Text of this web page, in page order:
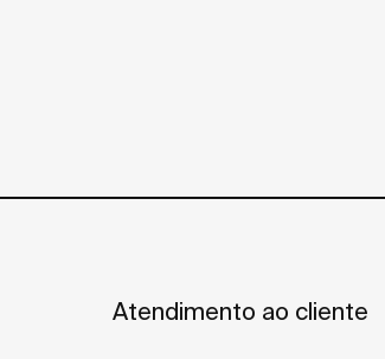
Atendimento ao cliente